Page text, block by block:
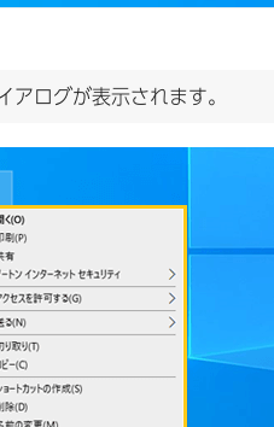
アログが表示されます。